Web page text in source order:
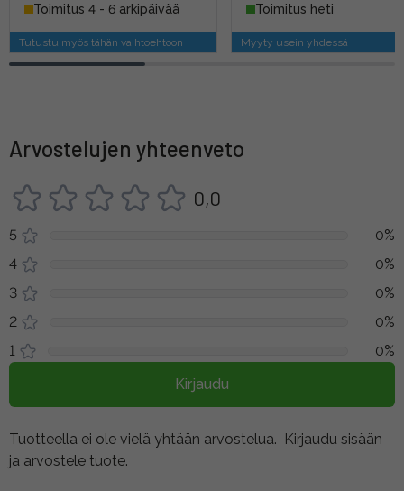
Toimitus 4 - 6 arkipäivää
Tutustu myös tähän vaihtoehtoon
Toimitus heti
Myyty usein yhdessä
Arvostelujen yhteenveto
0,0
5
0%
4
0%
3
0%
2
0%
1
0%
Kirjaudu
Tuotteella ei ole vielä yhtään arvostelua. Kirjaudu sisään
ja arvostele tuote.